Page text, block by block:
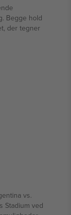
Begge hold
der tegner
vs.
Stadium ved